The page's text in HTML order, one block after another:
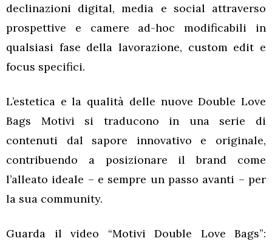
declinazioni digital, media e social attraverso
prospettive e camere ad-hoc modificabili in
qualsiasi fase della lavorazione, custom edit e
focus specifici.
L’estetica e la qualità delle nuove Double Love
Bags Motivi si traducono in una serie di
contenuti dal sapore innovativo e originale,
contribuendo a posizionare il brand come
l’alleato ideale – e sempre un passo avanti – per
la sua community.
Guarda il video “Motivi Double Love Bags”: